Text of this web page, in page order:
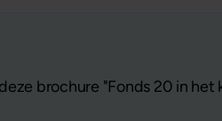
brochure "Fonds 20 in het